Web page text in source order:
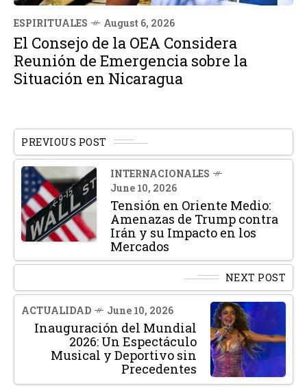
ESPIRITUALES August 6, 2026
El Consejo de la OEA Considera
Reunión de Emergencia sobre la
Situación en Nicaragua
PREVIOUS POST
INTERNACIONALES
June 10, 2026
Tensión en Oriente Medio:
Amenazas de Trump contra
Irán y su Impacto en los
Mercados
NEXT POST
ACTUALIDAD June 10, 2026
Inauguración del Mundial
2026: Un Espectáculo
Musical y Deportivo sin
Precedentes